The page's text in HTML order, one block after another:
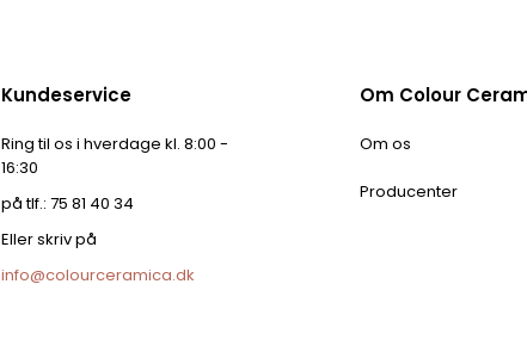
Kundeservice
Ring til os i hverdage kl. 8:00 -
16:30
på tlf.: 75 81 40 34
Eller skriv på
info@colourceramica.dk
Om Colour
Om os
Producenter